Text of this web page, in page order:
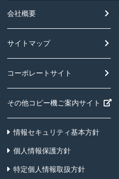
会社概要
サイトマップ
コーポレートサイト
その他コピー機ご案内サイト
情報セキュリティ基本方針
個人情報保護方針
特定個人情報取扱方針